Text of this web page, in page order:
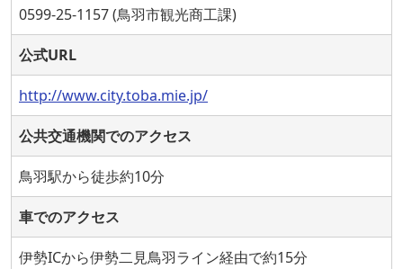
0599-25-1157 (鳥羽市観光商工課)
公式URL
http://www.city.toba.mie.jp/
公共交通機関でのアクセス
鳥羽駅から徒歩約10分
車でのアクセス
伊勢ICから伊勢二見鳥羽ライン経由で約15分